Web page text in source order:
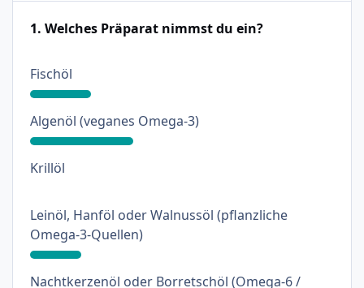
1. Welches Präparat nimmst du ein?
Fischöl: 20%
Algenöl (veganes Omega-3): 34%
Krillöl: 0%
Leinöl, Hanföl oder Walnussöl (pflanzliche
Omega-3-Quellen): 17%
Nachtkerzenöl oder Borretschöl (Omega-6 /